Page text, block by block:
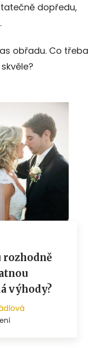
dopředu,
obřadu. Co třeba
skvěle?